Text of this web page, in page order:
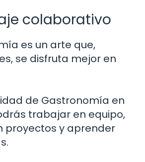
colaborativo
es un arte que,
se disfruta mejor en
de Gastronomía en
trabajar en equipo,
proyectos y aprender